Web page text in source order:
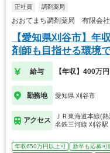
正社員 調剤薬局
おおてまち調剤薬局 有限会
【愛知県刈谷市】年
剤師も目指せる環境で
給与 【年収】400万
勤務地 愛知県 刈谷市
アクセス
ＪＲ東海道本線(
名鉄三河線 刈谷駅
年収650万円以上可 新卒も応募可